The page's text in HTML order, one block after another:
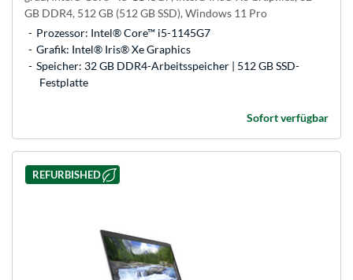
GB DDR4, 512 GB (512 GB SSD), Windows 11 Pro
Prozessor: Intel® Core™ i5-1145G7
Grafik: Intel® Iris® Xe Graphics
Speicher: 32 GB DDR4-Arbeitsspeicher | 512 GB SSD-
Festplatte
Sofort verfügbar
REFURBISHED